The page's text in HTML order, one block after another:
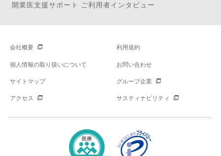
開業医支援サポート ご利用者インタビュー
会社概要 利用規約
個人情報の取り扱いについて お問い合わせ
サイトマップ グループ企業
アクセス サスティナビリティ